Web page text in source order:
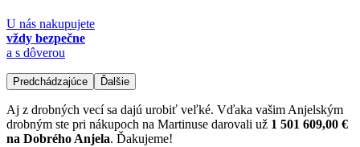
U nás nakupujete
vždy bezpečne
a s dôverou
Predchádzajúce Ďalšie
Aj z drobných vecí sa dajú urobiť veľké. Vďaka vašim Anjelským
drobným ste pri nákupoch na Martinuse darovali už 1 501 609,00 €
na Dobrého Anjela. Ďakujeme!